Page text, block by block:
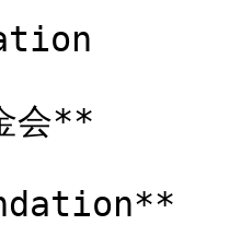
会**